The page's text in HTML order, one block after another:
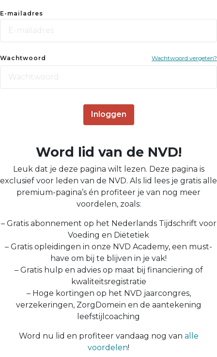
E-mailadres
Wachtwoord Wachtwoord vergeten?
Inloggen
Word lid van de NVD!
Leuk dat je deze pagina wilt lezen. Deze pagina is
exclusief voor leden van de NVD. Als lid lees je gratis alle
premium-pagina’s én profiteer je van nog meer
voordelen, zoals:
– Gratis abonnement op het Nederlands Tijdschrift voor
Voeding en Diëtetiek
– Gratis opleidingen in onze NVD Academy, een must-
have om bij te blijven in je vak!
– Gratis hulp en advies op maat bij financiering of
kwaliteitsregistratie
– Hoge kortingen op het NVD jaarcongres,
verzekeringen, ZorgDomein en de aantekening
leefstijlcoaching
Word nu lid en profiteer vandaag nog van alle
voordelen!